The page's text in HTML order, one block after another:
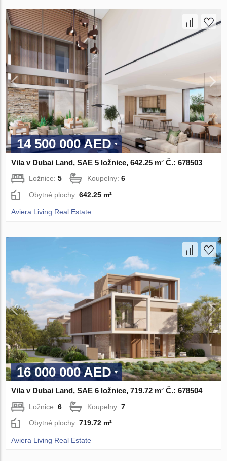
14 500 000 AED
Vila v Dubai Land, SAE 5 ložnice, 642.25 m² Č.: 678503
Ložnice:5 Koupelny:6
Obytné plochy:642.25 m²
Aviera Living Real Estate
16 000 000 AED
Vila v Dubai Land, SAE 6 ložnice, 719.72 m² Č.: 678504
Ložnice:6 Koupelny:7
Obytné plochy:719.72 m²
Aviera Living Real Estate